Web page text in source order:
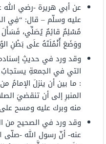
عن أبي هريرة -رضي الله
عليه وسلّم – قال: “فِي
مُسْلِمٌ قائِمٌ يُصَلِّي، فَسَأَلَ
ووَضَعَ أُنْمُلَتَهُ علَى بَطْنِ
وقد ورد في حديثٍ
التي في الجمعةِ يستجابُ
: ما بين أن ينزلَ الإمامُ من
المنبرِإلى أن تنقضيَ
منه وبرك عليه ومسح
وقد ورد في الصحيح من
عنه- أنّ رسول الله -صلّى